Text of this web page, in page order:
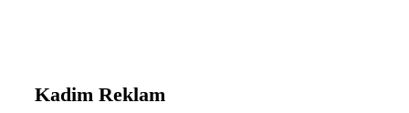
Kadim Reklam